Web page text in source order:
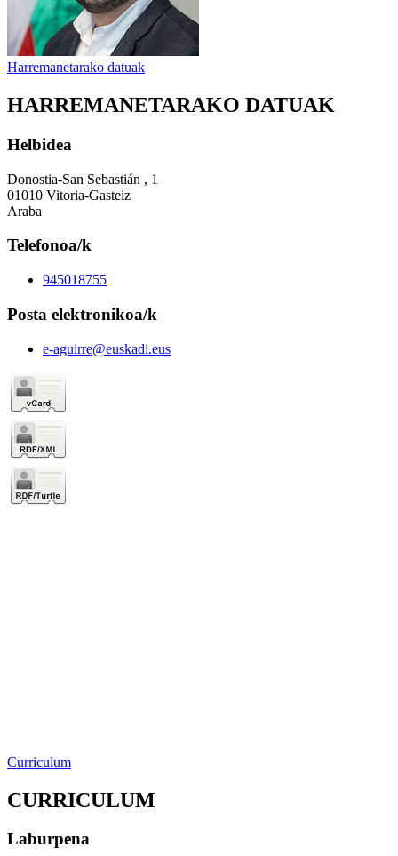
Harremanetarako datuak
HARREMANETARAKO DATUAK
Helbidea
Donostia-San Sebastián , 1
01010 Vitoria-Gasteiz
Araba
Telefonoa/k
945018755
Posta elektronikoa/k
e-aguirre@euskadi.eus
Curriculum
CURRICULUM
Laburpena